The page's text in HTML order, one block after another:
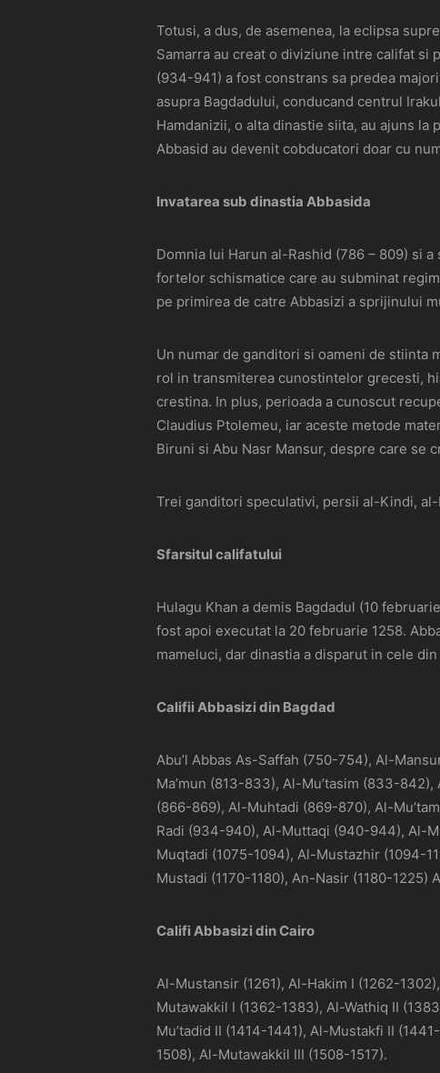
Totusi, a dus, de asemenea, la eclipsa
Samarra au creat o diviziune intre califat si
(934-941) a fost constrans sa predea
asupra Bagdadului, conducand centrul
Hamdanizii, o alta dinastie siita, au ajuns
Abbasid au devenit cobducatori doar cu
Invatarea sub dinastia Abbasida
Domnia lui Harun al-Rashid (786 – 809) si
fortelor schismatice care au subminat
pe primirea de catre Abbasizi a sprijinului
Un numar de ganditori si oameni de stiinta
rol in transmiterea cunostintelor grecesti,
crestina. In plus, perioada a cunoscut
Claudius Ptolemeu, iar aceste metode
Biruni si Abu Nasr Mansur, despre care se
Trei ganditori speculativi, persii al-Kindi,
Sfarsitul califatului
Hulagu Khan a demis Bagdadul (10
fost apoi executat la 20 februarie 1258.
mameluci, dar dinastia a disparut in cele
Califii Abbasizi din Bagdad
Abu’l Abbas As-Saffah (750-754), Al-
Ma’mun (813-833), Al-Mu’tasim (833-
(866-869), Al-Muhtadi (869-870), Al-
Radi (934-940), Al-Muttaqi (940-944), Al-
Muqtadi (1075-1094), Al-Mustazhir (1094-
Mustadi (1170-1180), An-Nasir (1180-
Califi Abbasizi din Cairo
Al-Mustansir (1261), Al-Hakim I (1262-
Mutawakkil I (1362-1383), Al-Wathiq II
Mu’tadid II (1414-1441), Al-Mustakfi II
1508), Al-Mutawakkil III (1508-1517).